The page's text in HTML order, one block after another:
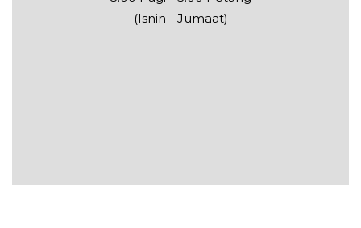
(Isnin - Jumaat)